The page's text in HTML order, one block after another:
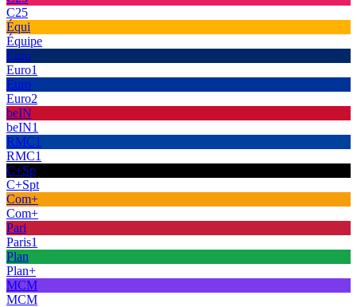
C25
Équi
Équipe
Euro
Euro1
Euro
Euro2
beIN
beIN1
RMC1
RMC1
C+Sp
C+Spt
Com+
Com+
Pari
Paris1
Plan
Plan+
MCM
MCM